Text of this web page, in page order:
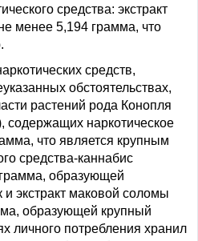
средства: экстракт
менее 5,194 грамма, что
средств,
обстоятельствах,
растений рода Конопля
содержащих наркотическое
что является крупным
средства-каннабис
образующей
и экстракт маковой соломы
образующей крупный
личного потребления хранил